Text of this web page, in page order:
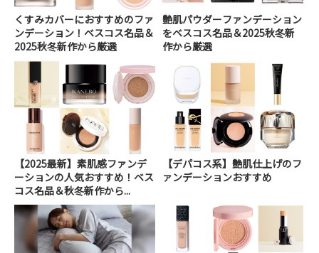
くすみカバーにおすすめのファ
ンデーション！ベスコス名品＆
2025秋冬新作から厳選
艶肌パウダーファンデーション
をベスコス名品＆2025秋冬新
作から厳選
【2025最新】素肌感ファンデ
ーションの人気おすすめ！ベス
コス名品＆秋冬新作から...
【デパコス系】艶肌仕上げのフ
ァンデーションおすすめ